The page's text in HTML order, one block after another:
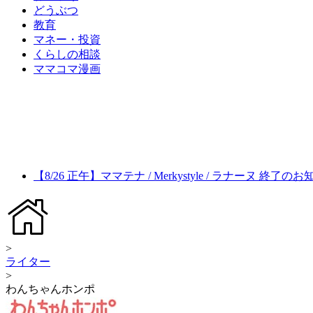
どうぶつ
教育
マネー・投資
くらしの相談
ママコマ漫画
【8/26 正午】ママテナ / Merkystyle / ラナーヌ 終了のお
>
ライター
>
わんちゃんホンポ